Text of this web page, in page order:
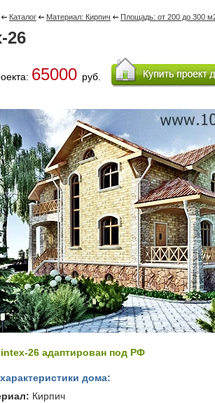
Каталог Материал: Кирпич Площадь: от 200 до 300
26
65000 руб.
26 адаптирован под РФ
дома:
Кирпич